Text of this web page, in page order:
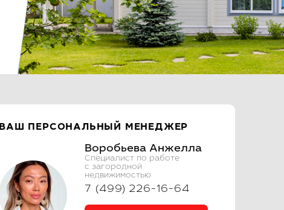
ВАШ ПЕРСОНАЛЬНЫЙ МЕНЕДЖЕР
Воробьева Анжелла
Специалист по работе
с загородной
недвижимостью
7 (499) 226-16-64